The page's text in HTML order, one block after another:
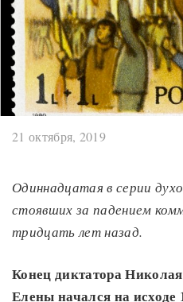
21 октября, 2019
Одиннадцатая в серии
стоявших за падением
тридцать лет назад.
Конец диктатора
Елены начался на исходе